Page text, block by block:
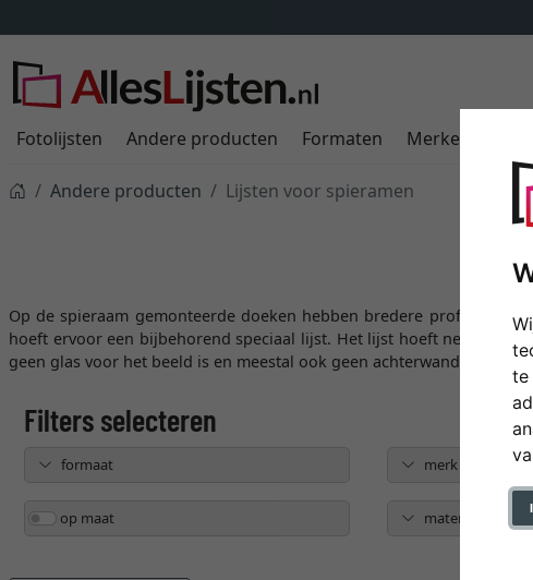
te
Fotolijsten Andere producten Formaten Merken
Andere producten Lijsten voor spieramen
Op de spieraam gemonteerde doeken hebben bredere profielen
hoeft ervoor een bijbehorend speciaal lijst. Het lijst hoeft net zo
geen glas voor het beeld is en meestal ook geen achterwand erachter.
formaat merk
op maat materiaal